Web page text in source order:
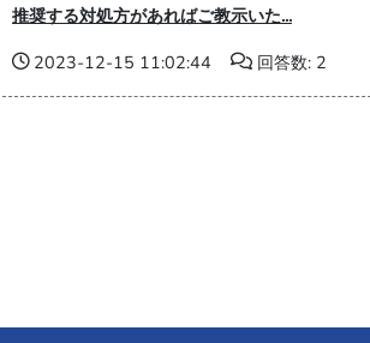
推奨する対処方があればご教示いた...
2023-12-15 11:02:44
回答数: 2